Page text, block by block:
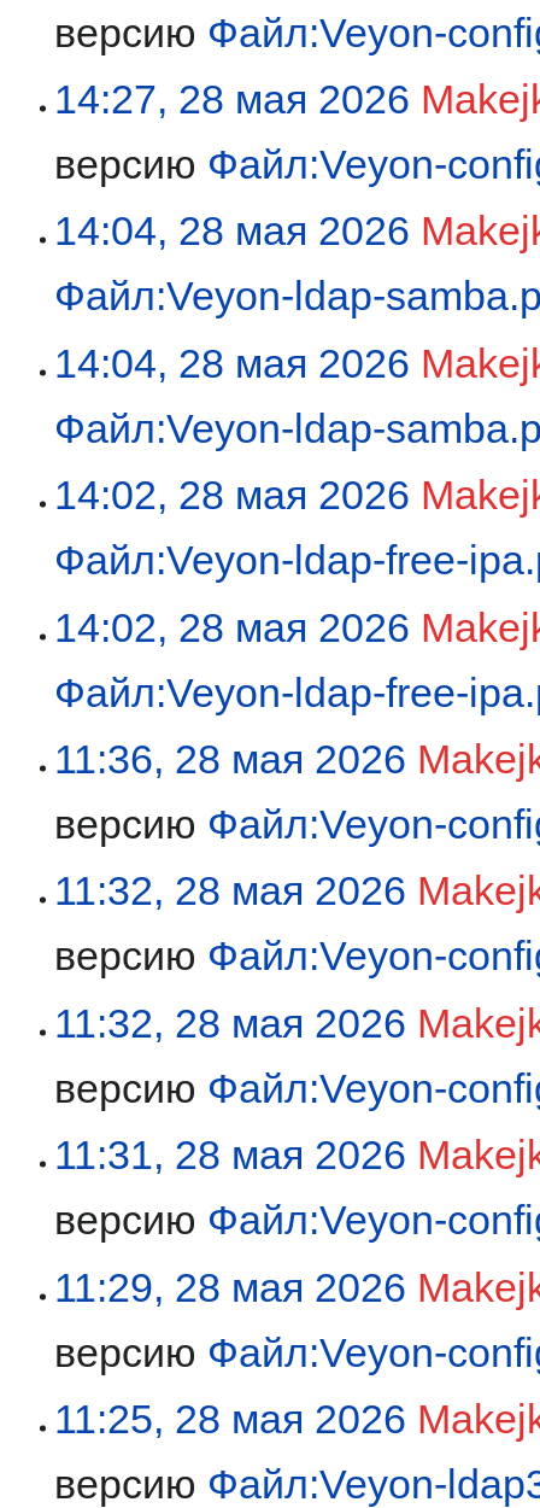
версию Файл:Veyon-
14:27, 28 мая 2026
версию Файл:Veyon-
14:04, 28 мая 2026
Файл:Veyon-ldap-
14:04, 28 мая 2026
Файл:Veyon-ldap-
14:02, 28 мая 2026
Файл:Veyon-ldap-free-
14:02, 28 мая 2026
Файл:Veyon-ldap-free-
11:36, 28 мая 2026
версию Файл:Veyon-
11:32, 28 мая 2026
версию Файл:Veyon-
11:32, 28 мая 2026
версию Файл:Veyon-
11:31, 28 мая 2026
версию Файл:Veyon-
11:29, 28 мая 2026
версию Файл:Veyon-
11:25, 28 мая 2026
версию Файл:Veyon-